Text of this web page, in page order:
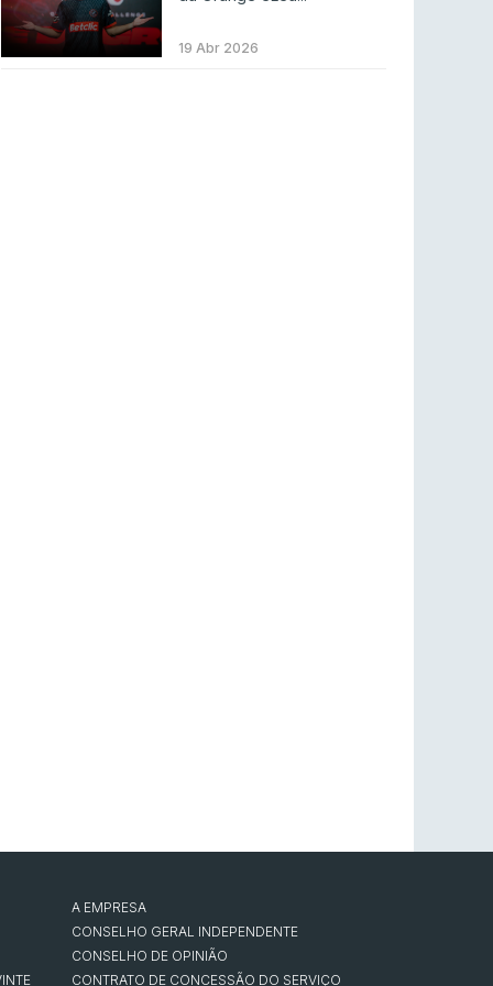
Betclic renova parceria com a RTP Arena para
a época 2026/27
19 Abr 2026
A EMPRESA
CONSELHO GERAL INDEPENDENTE
CONSELHO DE OPINIÃO
CONTRATO DE CONCESSÃO DO SERVIÇO